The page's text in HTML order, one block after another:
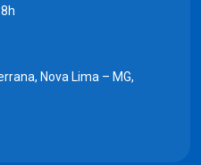
Nova Lima – MG,